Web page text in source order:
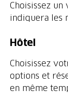
Choisissez
indiquera les
Hôtel
Choisissez
options et
en même